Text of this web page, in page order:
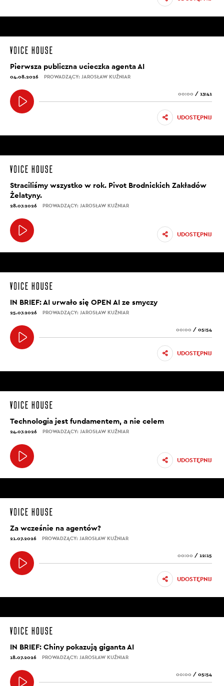
Pierwsza publiczna ucieczka agenta AI
04.08.2026 PROWADZĄCY: JAROSŁAW KUŹNIAR
00:00 / 13:41
UDOSTĘPNIJ
Straciliśmy wszystko w rok. Pivot Brodnickich Zakładów
Żelatyny.
28.07.2026 PROWADZĄCY: JAROSŁAW KUŹNIAR
UDOSTĘPNIJ
IN BRIEF: AI urwało się OPEN AI ze smyczy
25.07.2026 PROWADZĄCY: JAROSŁAW KUŹNIAR
00:00 / 05:54
UDOSTĘPNIJ
Technologia jest fundamentem, a nie celem
24.07.2026 PROWADZĄCY: JAROSŁAW KUŹNIAR
UDOSTĘPNIJ
Za wcześnie na agentów?
21.07.2026 PROWADZĄCY: JAROSŁAW KUŹNIAR
00:00 / 12:15
UDOSTĘPNIJ
IN BRIEF: Chiny pokazują giganta AI
18.07.2026 PROWADZĄCY: JAROSŁAW KUŹNIAR
00:00 / 05:54